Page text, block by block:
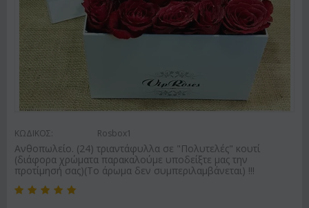
ΚΩΔΙΚΟΣ: Rosbox1
Ανθοπωλείο. (24) τριαντάφυλλα σε "Πολυτελές" κουτί
(διάφορα χρώματα παρακαλούμε υποδείξτε μας την
προτίμησή σας)(Το άρωμα δεν συμπεριλαμβάνεται) !!!